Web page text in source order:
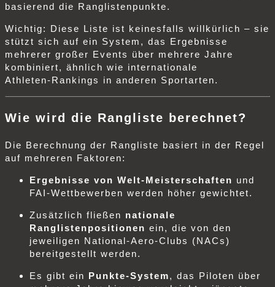
basierend die Ranglistenpunkte.
Wichtig: Diese Liste ist keinesfalls willkürlich – sie
stützt sich auf ein System, das Ergebnisse
mehrerer großer Events über mehrere Jahre
kombiniert, ähnlich wie internationale
Athleten‑Rankings in anderen Sportarten.
Wie wird die Rangliste berechnet?
Die Berechnung der Rangliste basiert in der Regel
auf mehreren Faktoren:
Ergebnisse von Welt‑Meisterschaften und
FAI‑Wettbewerben werden höher gewichtet.
Zusätzlich fließen nationale
Ranglistenpositionen ein, die von den
jeweiligen National‑Aero‑Clubs (NACs)
bereitgestellt werden.
Es gibt ein Punkte‑System, das Piloten über